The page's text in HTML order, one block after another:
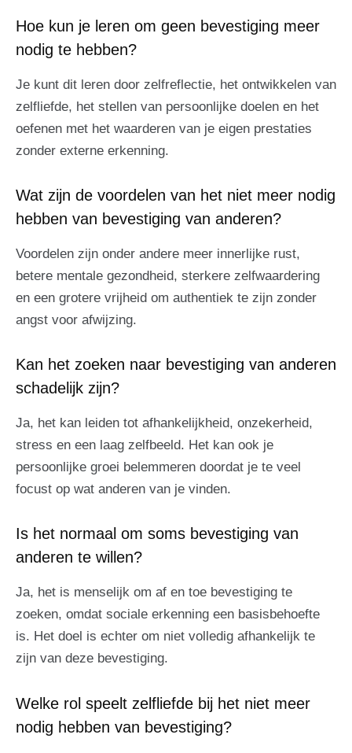
Hoe kun je leren om geen bevestiging meer
nodig te hebben?
Je kunt dit leren door zelfreflectie, het ontwikkelen van
zelfliefde, het stellen van persoonlijke doelen en het
oefenen met het waarderen van je eigen prestaties
zonder externe erkenning.
Wat zijn de voordelen van het niet meer nodig
hebben van bevestiging van anderen?
Voordelen zijn onder andere meer innerlijke rust,
betere mentale gezondheid, sterkere zelfwaardering
en een grotere vrijheid om authentiek te zijn zonder
angst voor afwijzing.
Kan het zoeken naar bevestiging van anderen
schadelijk zijn?
Ja, het kan leiden tot afhankelijkheid, onzekerheid,
stress en een laag zelfbeeld. Het kan ook je
persoonlijke groei belemmeren doordat je te veel
focust op wat anderen van je vinden.
Is het normaal om soms bevestiging van
anderen te willen?
Ja, het is menselijk om af en toe bevestiging te
zoeken, omdat sociale erkenning een basisbehoefte
is. Het doel is echter om niet volledig afhankelijk te
zijn van deze bevestiging.
Welke rol speelt zelfliefde bij het niet meer
nodig hebben van bevestiging?